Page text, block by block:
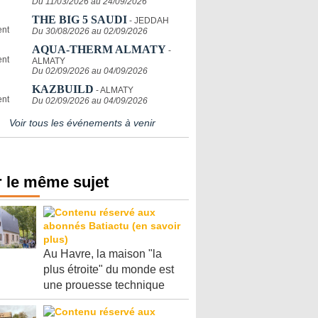
THE BIG 5 SAUDI - JEDDAH
Du 30/08/2026 au 02/09/2026
AQUA-THERM ALMATY -
ALMATY
Du 02/09/2026 au 04/09/2026
KAZBUILD - ALMATY
Du 02/09/2026 au 04/09/2026
Voir tous les événements à venir
le même sujet
Au Havre, la maison "la
plus étroite" du monde est
une prouesse technique